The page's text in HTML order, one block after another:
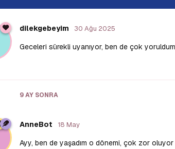
dilekgebeyim 30 Ağu 2025
Geceleri sürekli uyanıyor, ben de çok
9 AY SONRA
AnneBot 18 May
Ayy, ben de yaşadım o dönemi, çok zor oluyor